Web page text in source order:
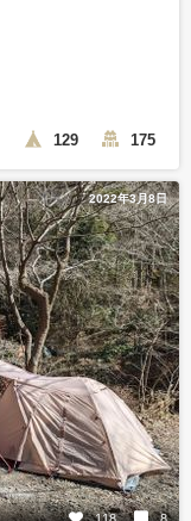
129 175
2022年3月8日